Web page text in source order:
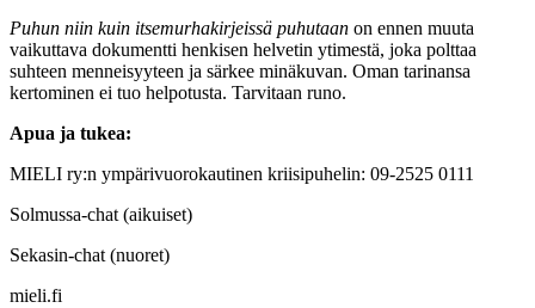
Puhun niin kuin itsemurhakirjeissä puhutaan on ennen muuta
vaikuttava dokumentti henkisen helvetin ytimestä, joka polttaa
suhteen menneisyyteen ja särkee minäkuvan. Oman tarinansa
kertominen ei tuo helpotusta. Tarvitaan runo.
Apua ja tukea:
MIELI ry:n ympärivuorokautinen kriisipuhelin: 09-2525 0111
Solmussa-chat (aikuiset)
Sekasin-chat (nuoret)
mieli.fi